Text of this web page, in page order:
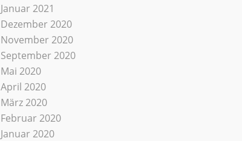
Januar 2021
Dezember 2020
November 2020
September 2020
Mai 2020
April 2020
März 2020
Februar 2020
Januar 2020